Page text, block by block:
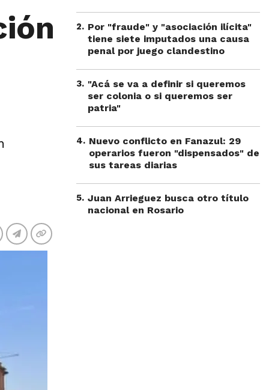
2. Por "fraude" y "asociación ilícita"
tiene siete imputados una causa
penal por juego clandestino
3. "Acá se va a definir si queremos
ser colonia o si queremos ser
patria"
4. Nuevo conflicto en Fanazul: 29
operarios fueron "dispensados" de
sus tareas diarias
5. Juan Arrieguez busca otro título
nacional en Rosario